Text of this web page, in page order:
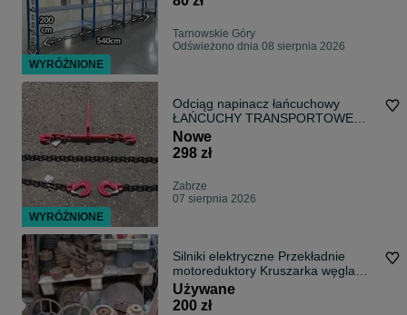
Tarnowskie Góry
Odświeżono dnia 08 sierpnia 2026
Odciąg napinacz łańcuchowy
ŁAŃCUCHY TRANSPORTOWE
PRODUCENT Atestowane
Nowe
298 zł
Zabrze
07 sierpnia 2026
Silniki elektryczne Przekładnie
motoreduktory Kruszarka węgla
koła
Używane
200 zł
WYRÓŻNIONE
WYRÓŻNIONE